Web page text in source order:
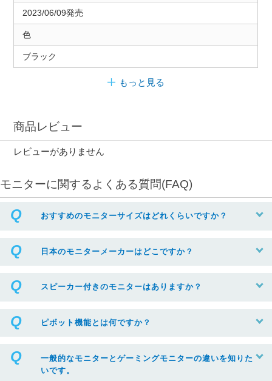
2023/06/09発売
色
ブラック
もっと見る
商品レビュー
レビューがありません
モニターに関するよくある質問(FAQ)
おすすめのモニターサイズはどれくらいですか？
日本のモニターメーカーはどこですか？
スピーカー付きのモニターはありますか？
ピボット機能とは何ですか？
一般的なモニターとゲーミングモニターの違いを知りた
いです。